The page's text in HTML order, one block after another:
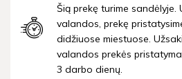
Šią prekę turime sandėlyje.
valandos, prekę
didžiuose miestuose.
valandos prekės
3 darbo dienų.